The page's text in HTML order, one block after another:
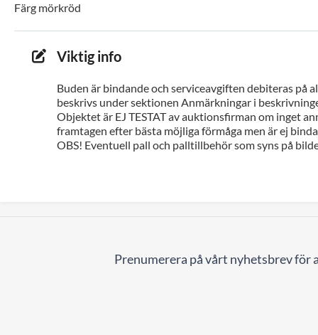
Färg mörkröd
Viktig info
Buden är bindande och serviceavgiften debiteras på
beskrivs under sektionen Anmärkningar i
Objektet är EJ TESTAT av auktionsfirman om inget
framtagen efter bästa möjliga förmåga men är ej
OBS! Eventuell pall och palltillbehör som syns på
Prenumerera på vårt nyhetsbrev för